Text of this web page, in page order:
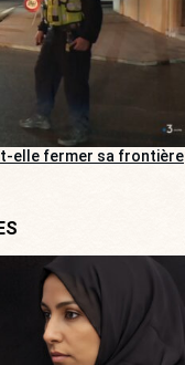
elle fermer sa frontière